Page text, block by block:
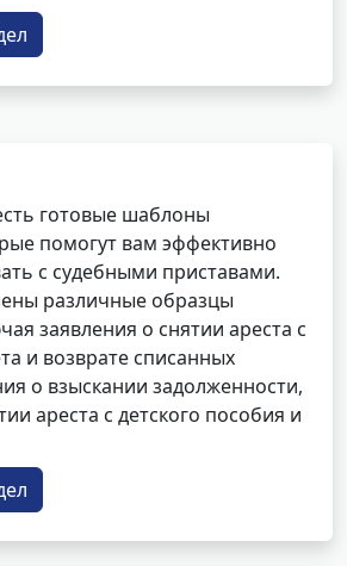
готовые шаблоны
помогут вам эффективно
с судебными приставами.
различные образцы
заявления о снятии ареста с
и возврате списанных
о взыскании задолженности,
ареста с детского пособия и